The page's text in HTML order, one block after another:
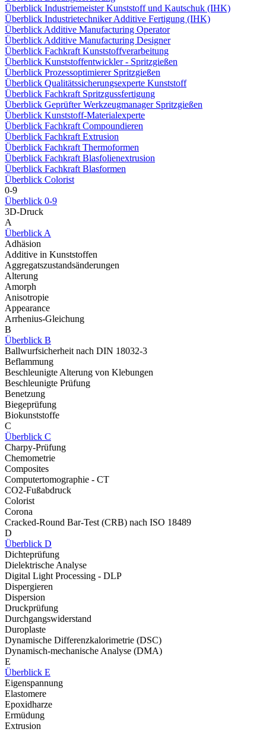
Überblick Industriemeister Kunststoff und Kautschuk (IHK)
Überblick Industrietechniker Additive Fertigung (IHK)
Überblick Additive Manufacturing Operator
Überblick Additive Manufacturing Designer
Überblick Fachkraft Kunststoffverarbeitung
Überblick Kunststoffentwickler - Spritzgießen
Überblick Prozessoptimierer Spritzgießen
Überblick Qualitätssicherungsexperte Kunststoff
Überblick Fachkraft Spritzgussfertigung
Überblick Geprüfter Werkzeugmanager Spritzgießen
Überblick Kunststoff-Materialexperte
Überblick Fachkraft Compoundieren
Überblick Fachkraft Extrusion
Überblick Fachkraft Thermoformen
Überblick Fachkraft Blasfolienextrusion
Überblick Fachkraft Blasformen
Überblick Colorist
0-9
Überblick 0-9
3D-Druck
A
Überblick A
Adhäsion
Additive in Kunststoffen
Aggregatszustandsänderungen
Alterung
Amorph
Anisotropie
Appearance
Arrhenius-Gleichung
B
Überblick B
Ballwurfsicherheit nach DIN 18032-3
Beflammung
Beschleunigte Alterung von Klebungen
Beschleunigte Prüfung
Benetzung
Biegeprüfung
Biokunststoffe
C
Überblick C
Charpy-Prüfung
Chemometrie
Composites
Computertomographie - CT
CO2-Fußabdruck
Colorist
Corona
Cracked-Round Bar-Test (CRB) nach ISO 18489
D
Überblick D
Dichteprüfung
Dielektrische Analyse
Digital Light Processing - DLP
Dispergieren
Dispersion
Druckprüfung
Durchgangswiderstand
Duroplaste
Dynamische Differenzkalorimetrie (DSC)
Dynamisch-mechanische Analyse (DMA)
E
Überblick E
Eigenspannung
Elastomere
Epoxidharze
Ermüdung
Extrusion